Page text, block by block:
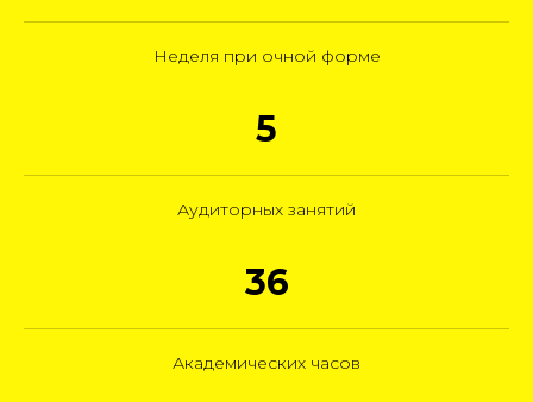
Неделя при очной форме
5
Аудиторных занятий
36
Академических часов